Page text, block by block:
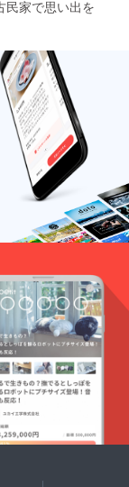
民家で思い出を